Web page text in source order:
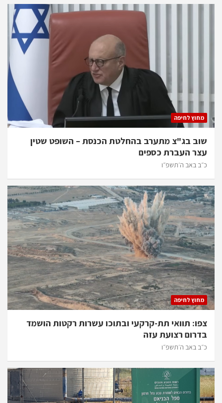
מחוץ לחיפה
שוב בג"צ מתערב בהחלטת הכנסת – השופט שטין
עצר העברת כספים
כ״ב באב ה׳תשפ״ו
מחוץ לחיפה
צפו: תוואי תת-קרקעי ובתוכו עשרות רקטות הושמד
בדרום רצועת עזה
כ״ב באב ה׳תשפ״ו